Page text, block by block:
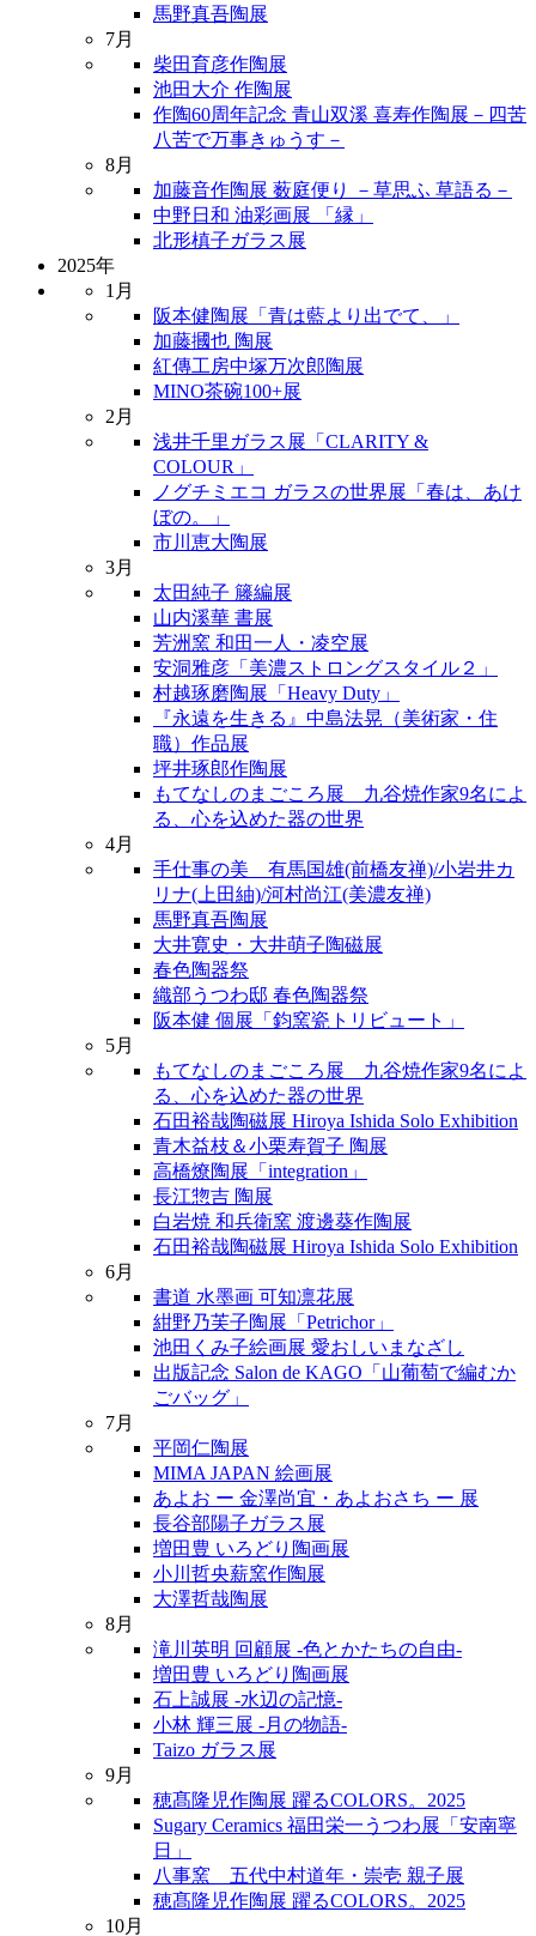
馬野真吾陶展
7月
柴田育彦作陶展
池田大介 作陶展
作陶60周年記念 青山双溪 喜寿作陶展－四苦
八苦で万事きゅうす－
8月
加藤音作陶展 薮庭便り －草思ふ 草語る－
中野日和 油彩画展 「縁」
北形槙子ガラス展
2025年
1月
阪本健陶展「青は藍より出でて、」
加藤摑也 陶展
紅傳工房中塚万次郎陶展
MINO茶碗100+展
2月
浅井千里ガラス展「CLARITY &
COLOUR」
ノグチミエコ ガラスの世界展「春は、あけ
ぼの。」
市川恵大陶展
3月
太田純子 籐編展
山内溪華 書展
芳洲窯 和田一人・凌空展
安洞雅彦「美濃ストロングスタイル２」
村越琢磨陶展「Heavy Duty」
『永遠を生きる』中島法晃（美術家・住
職）作品展
坪井琢郎作陶展
もてなしのまごころ展 九谷焼作家9名によ
る、心を込めた器の世界
4月
手仕事の美 有馬国雄(前橋友禅)/小岩井カ
リナ(上田紬)/河村尚江(美濃友禅)
馬野真吾陶展
大井寛史・大井萌子陶磁展
春色陶器祭
織部うつわ邸 春色陶器祭
阪本健 個展「鈞窯瓷トリビュート」
5月
もてなしのまごころ展 九谷焼作家9名によ
る、心を込めた器の世界
石田裕哉陶磁展 Hiroya Ishida Solo Exhibition
青木益枝＆小栗寿賀子 陶展
高橋燎陶展「integration」
長江惣吉 陶展
白岩焼 和兵衛窯 渡邊葵作陶展
石田裕哉陶磁展 Hiroya Ishida Solo Exhibition
6月
書道 水墨画 可知凛花展
紺野乃芙子陶展「Petrichor」
池田くみ子絵画展 愛おしいまなざし
出版記念 Salon de KAGO「山葡萄で編むか
ごバッグ」
7月
平岡仁陶展
MIMA JAPAN 絵画展
あよお ー 金澤尚宜・あよおさち ー 展
長谷部陽子ガラス展
増田豊 いろどり陶画展
小川哲央薪窯作陶展
大澤哲哉陶展
8月
滝川英明 回顧展 -色とかたちの自由-
増田豊 いろどり陶画展
石上誠展 -水辺の記憶-
小林 輝三展 -月の物語-
Taizo ガラス展
9月
穂髙隆児作陶展 躍るCOLORS。2025
Sugary Ceramics 福田栄一うつわ展「安南寧
日」
八事窯 五代中村道年・崇壱 親子展
穂髙隆児作陶展 躍るCOLORS。2025
10月